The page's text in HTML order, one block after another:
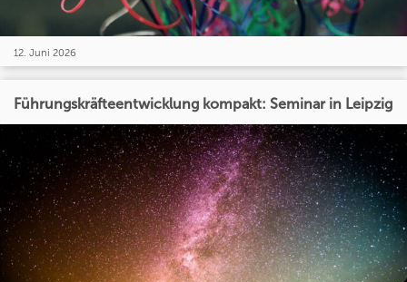
12. Juni 2026
Führungskräfteentwicklung kompakt: Seminar in Leipzig